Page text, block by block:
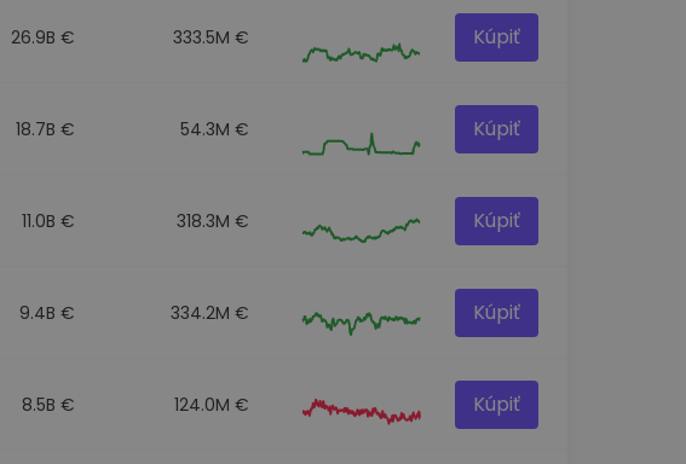
26.9B € 333.5M € Kúpiť
18.7B € 54.3M € Kúpiť
11.0B € 318.3M € Kúpiť
9.4B € 334.2M € Kúpiť
8.5B € 124.0M € Kúpiť